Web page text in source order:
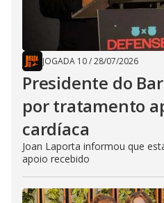
JOGADA 10/28/07/2026
Presidente do
por tratamento
cardíaca
Joan Laporta informou que
apoio recebido